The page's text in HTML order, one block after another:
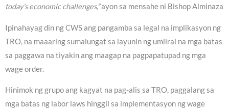
today’s economic challenges,”ayon sa mensahe ni Bishop Alminaza
Ipinahayag din ng CWS ang pangamba sa legal na implikasyon ng
TRO, na maaaring sumalungat sa layunin ng umiiral na mga batas
sa paggawa na tiyakin ang maagap na pagpapatupad ng mga
wage order.
Hinimok ng grupo ang kagyat na pag-alis sa TRO, paggalang sa
mga batas ng labor laws hinggil sa implementasyon ng wage